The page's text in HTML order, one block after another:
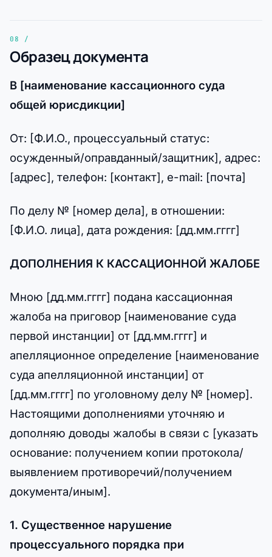
Образец документа
В [наименование кассационного суда
общей юрисдикции]
От: [Ф.И.О., процессуальный статус:
осужденный/оправданный/защитник], адрес:
[адрес], телефон: [контакт], e-mail: [почта]
По делу № [номер дела], в отношении:
[Ф.И.О. лица], дата рождения: [дд.мм.гггг]
ДОПОЛНЕНИЯ К КАССАЦИОННОЙ ЖАЛОБЕ
Мною [дд.мм.гггг] подана кассационная
жалоба на приговор [наименование суда
первой инстанции] от [дд.мм.гггг] и
апелляционное определение [наименование
суда апелляционной инстанции] от
[дд.мм.гггг] по уголовному делу № [номер].
Настоящими дополнениями уточняю и
дополняю доводы жалобы в связи с [указать
основание: получением копии протокола/
выявлением противоречий/получением
документа/иным].
1. Существенное нарушение
процессуального порядка при